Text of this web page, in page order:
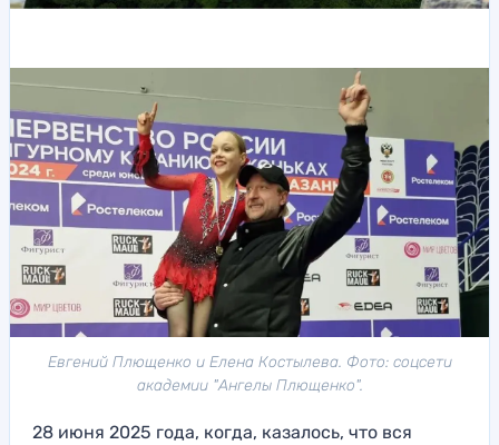
Евгений Плющенко и Елена Костылева. Фото: соцсети
академии "Ангелы Плющенко".
28 июня 2025 года, когда, казалось, что вся